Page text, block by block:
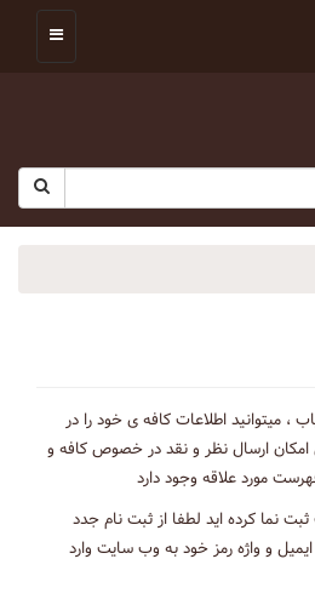
، میتوانید اطلاعات کافه ی خود را در
ارسال نظر و نقد در خصوص کافه و
مورد علاقه وجود دارد
نما کرده اید لطفا از ثبت نام جدد
و واژه رمز خود به وب سایت وارد